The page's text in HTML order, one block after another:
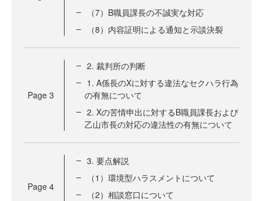
（7）B職員課長の不誠実な対応
（8）内容証明による通知と示談決裂
Page 3
2. 裁判所の判断
1. A係長のXに対する違法なセクハラ行為
の有無について
2. Xの苦情申出に対するB職員課長および
乙山市長の対応の違法性の有無について
Page 4
3. 要点解説
（1）環境型ハラスメントについて
（2）相談窓口について